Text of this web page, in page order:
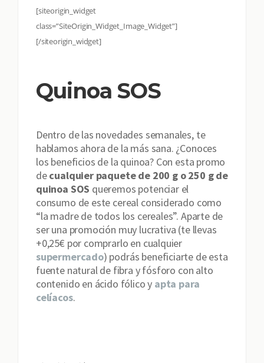
[siteorigin_widget
class=”SiteOrigin_Widget_Image_Widget”]
[/siteorigin_widget]
Quinoa SOS
Dentro de las novedades semanales, te
hablamos ahora de la más sana. ¿Conoces
los beneficios de la quinoa? Con esta promo
decualquier paquete de 200 g o 250 g de
quinoa SOS queremos potenciar el
consumo de este cereal considerado como
“la madre de todos los cereales”. Aparte de
ser una promoción muy lucrativa (te llevas
+0,25€ por comprarlo en cualquier
supermercado) podrás beneficiarte de esta
fuente natural de fibra y fósforo con alto
contenido en ácido fólico y apta para
celíacos.